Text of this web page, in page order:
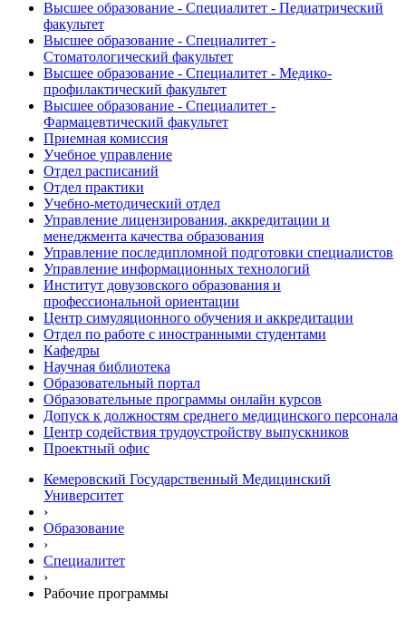
Высшее образование - Специалитет - Педиатрический
факультет
Высшее образование - Специалитет -
Стоматологический факультет
Высшее образование - Специалитет - Медико-
профилактический факультет
Высшее образование - Специалитет -
Фармацевтический факультет
Приемная комиссия
Учебное управление
Отдел расписаний
Отдел практики
Учебно-методический отдел
Управление лицензирования, аккредитации и
менеджмента качества образования
Управление последипломной подготовки специалистов
Управление информационных технологий
Институт довузовского образования и
профессиональной ориентации
Центр симуляционного обучения и аккредитации
Отдел по работе с иностранными студентами
Кафедры
Научная библиотека
Образовательный портал
Образовательные программы онлайн курсов
Допуск к должностям среднего медицинского персонала
Центр содействия трудоустройству выпускников
Проектный офис
Кемеровский Государственный Медицинский
Университет
›
Образование
›
Специалитет
›
Рабочие программы